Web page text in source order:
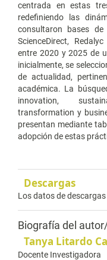
centrada en estas
redefiniendo las
consultaron bases de
ScienceDirect,
entre 2020 y 2025 de
inicialmente, se
de actualidad,
académica. La
innovation,
transformation y
presentan mediante
adopción de estas
Descargas
Los datos de
Biografía del
Tanya Litardo
Docente Investigadora